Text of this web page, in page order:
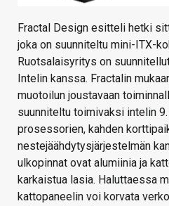
Fractal Design esitteli hetki
joka on suunniteltu mini-ITX-
Ruotsalaisyritys on
Intelin kanssa. Fractalin
muotoilun joustavaan
suunniteltu toimivaksi intelin
prosessorien, kahden
nestejäähdytysjärjestelmän
ulkopinnat ovat alumiinia ja
karkaistua lasia. Haluttaessa
kattopaneelin voi korvata